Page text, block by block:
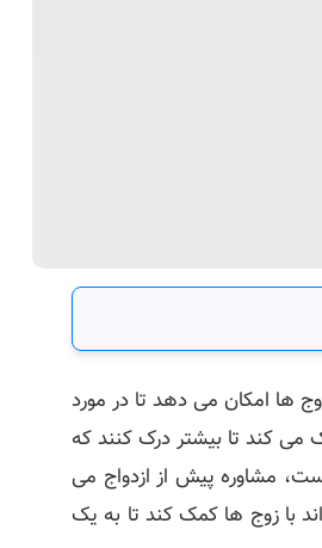
ها امکان می دهد تا در مورد
می کند تا بیشتر درک کنند که
مشاوره پیش از ازدواج می
با زوج ها کمک کند تا به یک